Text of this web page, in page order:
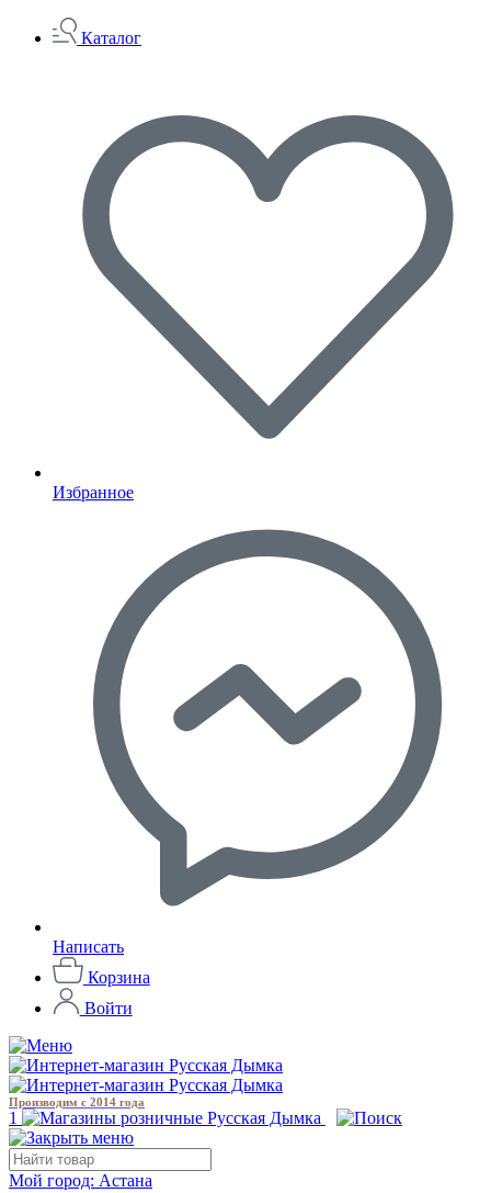
Каталог
Избранное
Написать
Корзина
Войти
Производим с 2014 года
1
Мой город: Астана